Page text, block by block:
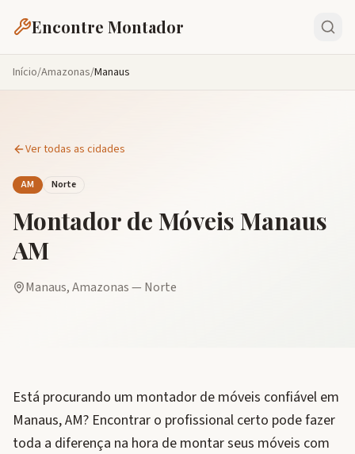
Encontre Montador
Início/Amazonas/Manaus
Ver todas as cidades
AM Norte
Montador de Móveis Manaus
AM
Manaus,Amazonas— Norte
Está procurando um montador de móveis confiável em
Manaus, AM? Encontrar o profissional certo pode fazer
toda a diferença na hora de montar seus móveis com